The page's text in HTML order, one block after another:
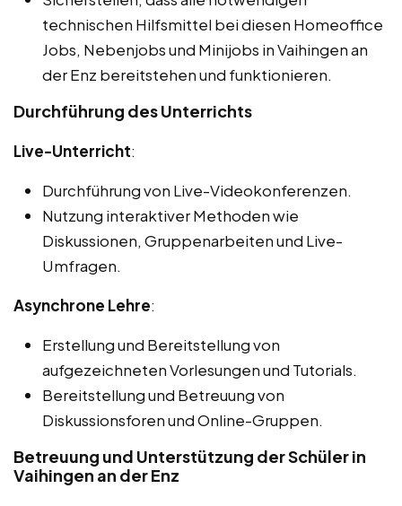
technischen Hilfsmittel bei diesen Homeoffice
Jobs, Nebenjobs und Minijobs in Vaihingen an
der Enz bereitstehen und funktionieren.
Durchführung des Unterrichts
Live-Unterricht:
Durchführung von Live-Videokonferenzen.
Nutzung interaktiver Methoden wie
Diskussionen, Gruppenarbeiten und Live-
Umfragen.
Asynchrone Lehre:
Erstellung und Bereitstellung von
aufgezeichneten Vorlesungen und Tutorials.
Bereitstellung und Betreuung von
Diskussionsforen und Online-Gruppen.
Betreuung und Unterstützung der Schüler in
Vaihingen an der Enz